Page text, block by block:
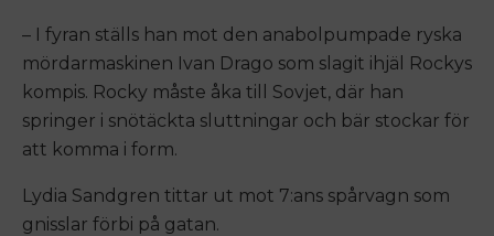
– I fyran ställs han mot den anabolpumpade ryska
mördarmaskinen Ivan Drago som slagit ihjäl Rockys
kompis. Rocky måste åka till Sovjet, där han
springer i snötäckta sluttningar och bär stockar för
att komma i form.
Lydia Sandgren tittar ut mot 7:ans spårvagn som
gnisslar förbi på gatan.